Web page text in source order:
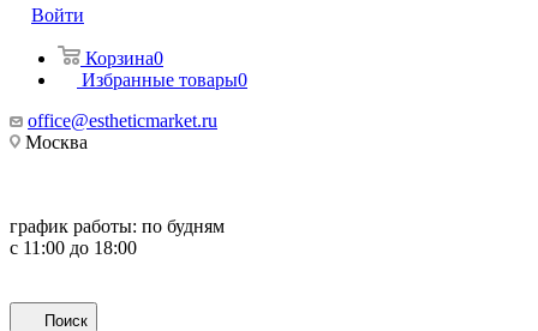
Войти
Корзина0
Избранные товары0
office@estheticmarket.ru
Москва
график работы: по будням
с 11:00 до 18:00
Поиск